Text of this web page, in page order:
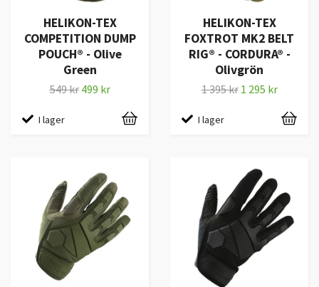
HELIKON-TEX
COMPETITION DUMP
POUCH® - Olive
Green
549 kr 499 kr
I lager
HELIKON-TEX
FOXTROT MK2 BELT
RIG® - CORDURA® -
Olivgrön
1 395 kr 1 295 kr
I lager